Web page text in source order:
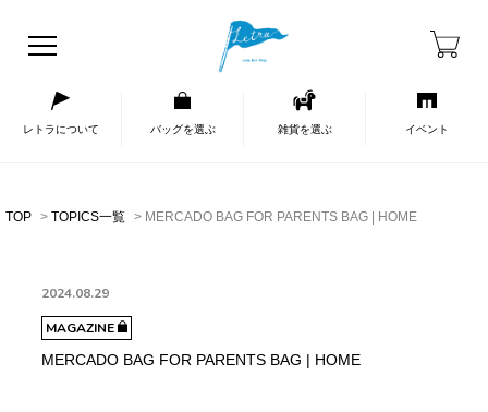
レトラについて バッグを選ぶ 雑貨を選ぶ イベント
TOP TOPICS一覧 MERCADO BAG FOR PARENTS BAG | HOME
2024.08.29
MAGAZINE
MERCADO BAG FOR PARENTS BAG | HOME